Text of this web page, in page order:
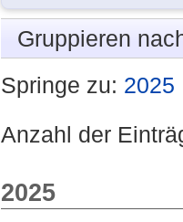
Gruppieren
Springe zu: 2025
Anzahl der
2025